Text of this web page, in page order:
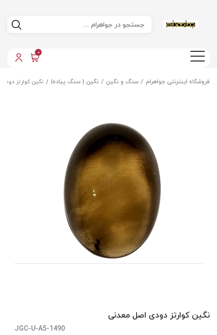
0
فروشگاه اینترنتی جواهرام سنگ و نگین نگین ( سنگ پیاده) نگین کوارتز
نگین کوارتز دودی اصل معدنی
JGC-U-A5-1490